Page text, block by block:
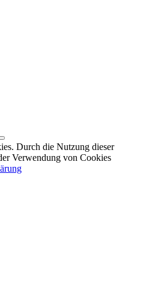
Durch die Nutzung dieser
Verwendung von Cookies